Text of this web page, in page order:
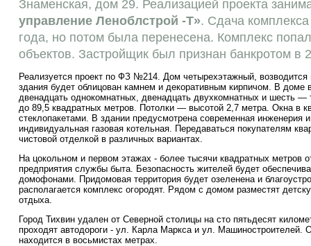
Знаменская, дом 29. Реализацией проекта
управление Леноблстрой -Т». Сдача
года, но потом была перенесена. Комплекс
объектов. Застройщик был признан банкротом в
Реализуется проект по ФЗ №214. Дом четырехэтажный, возводится
здания будет облицован камнем и декоративным кирпичом. В доме
двенадцать однокомнатных, двенадцать двухкомнатных и шесть
до 89,5 квадратных метров. Потолки — высотой 2,7 метра. Окна в
стеклопакетами. В здании предусмотрена современная инженерия
индивидуальная газовая котельная. Передаваться покупателям
чистовой отделкой в различных вариантах.
На цокольном и первом этажах - более тысячи квадратных метров
предприятия службы быта. Безопасность жителей будет
домофонами. Придомовая территория будет озеленена и
располагается комплекс огородят. Рядом с домом разместят
отдыха.
Город Тихвин удален от Северной столицы на сто пятьдесят
проходят автодороги - ул. Карла Маркса и ул. Машиностроителей.
находится в восьмистах метрах.